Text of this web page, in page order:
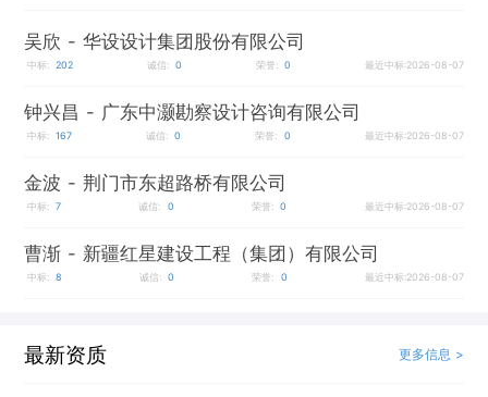
吴欣 - 华设设计集团股份有限公司
中标: 202 诚信: 0 荣誉: 0 最近中标:2026-08-07
钟兴昌 - 广东中灏勘察设计咨询有限公司
中标: 167 诚信: 0 荣誉: 0 最近中标:2026-08-07
金波 - 荆门市东超路桥有限公司
中标: 7 诚信: 0 荣誉: 0 最近中标:2026-08-07
曹渐 - 新疆红星建设工程（集团）有限公司
中标: 8 诚信: 0 荣誉: 0 最近中标:2026-08-07
最新资质 更多信息 >